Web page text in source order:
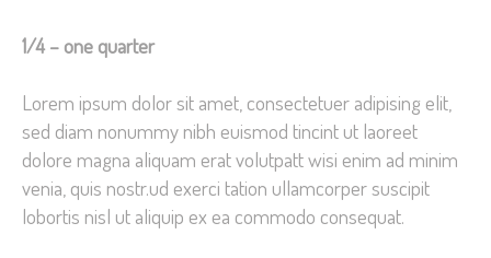
1/4 – one quarter
Lorem ipsum dolor sit amet, consectetuer adipising elit,
sed diam nonummy nibh euismod tincint ut laoreet
dolore magna aliquam erat volutpatt wisi enim ad minim
venia, quis nostr.ud exerci tation ullamcorper suscipit
lobortis nisl ut aliquip ex ea commodo consequat.